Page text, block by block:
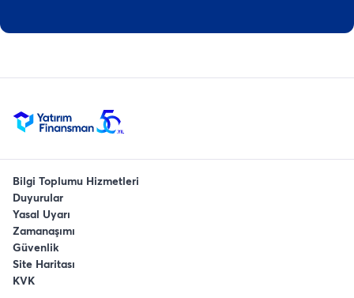
Bilgi Toplumu Hizmetleri
Duyurular
Yasal Uyarı
Zamanaşımı
Güvenlik
Site Haritası
KVK